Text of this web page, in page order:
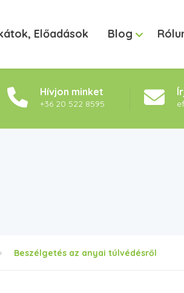
Előadások Blog
Hívjon minket
+36 20 522 8595
Beszélgetés az anyai túlvédésről